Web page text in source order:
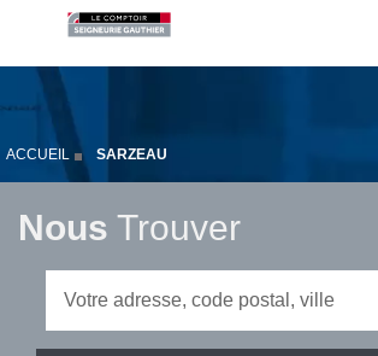
ACCUEIL SARZEAU
Nous Trouver